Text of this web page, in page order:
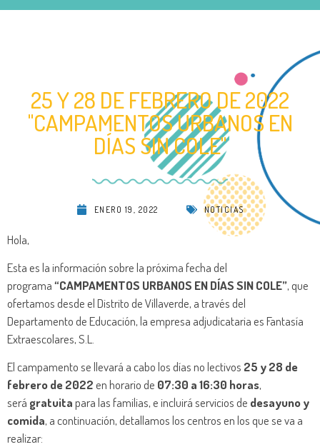
25 Y 28 DE FEBRERO DE 2022
"CAMPAMENTOS URBANOS EN
DÍAS SIN COLE"
ENERO 19, 2022 NOTICIAS
Hola,
Esta es la información sobre la próxima fecha del
programa“CAMPAMENTOS URBANOS EN DÍAS SIN COLE”, que
ofertamos desde el Distrito de Villaverde, a través del
Departamento de Educación, la empresa adjudicataria es Fantasía
Extraescolares, S.L.
El campamento se llevará a cabo los días no lectivos 25 y 28 de
febrero de 2022en horario de 07:30 a 16:30 horas,
será gratuitapara las familias, e incluirá servicios de desayuno y
comida, a continuación, detallamos los centros en los que se va a
realizar: